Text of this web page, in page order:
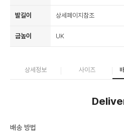
발길이 상세페이지참조
굽높이 UK
상세정보 사이즈
배송 방법